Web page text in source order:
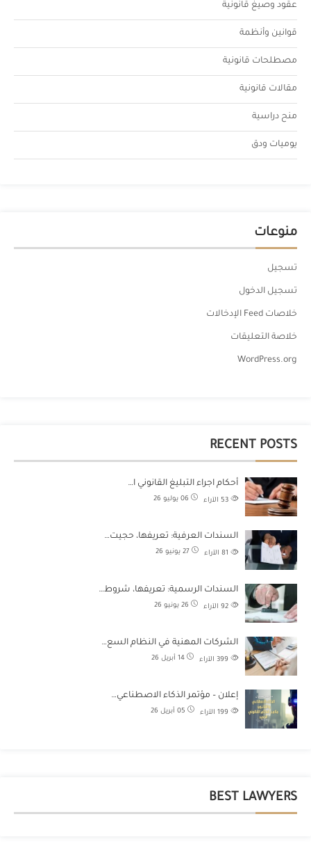
عقود وصيغ قانونية
قوانين وأنظمة
مصطلحات قانونية
مقالات قانونية
منح دراسية
يوميات ودق
منوعات
تسجيل
تسجيل الدخول
خلاصات Feed الإدخالات
خلاصة التعليقات
WordPress.org
RECENT POSTS
أحكام اجراء التبليغ القانوني ا…
06 يوليو 26 الآراء
السندات العرفية: تعريفها، حجيت…
27 يونيو 26 الآراء
السندات الرسمية: تعريفها، شروط…
26 يونيو 26 الآراء
الشركات المهنية في النظام السع…
14 أبريل 26 الآراء
إعلان – مؤتمر الذكاء الاصطناعي…
05 أبريل 26 الآراء
BEST LAWYERS